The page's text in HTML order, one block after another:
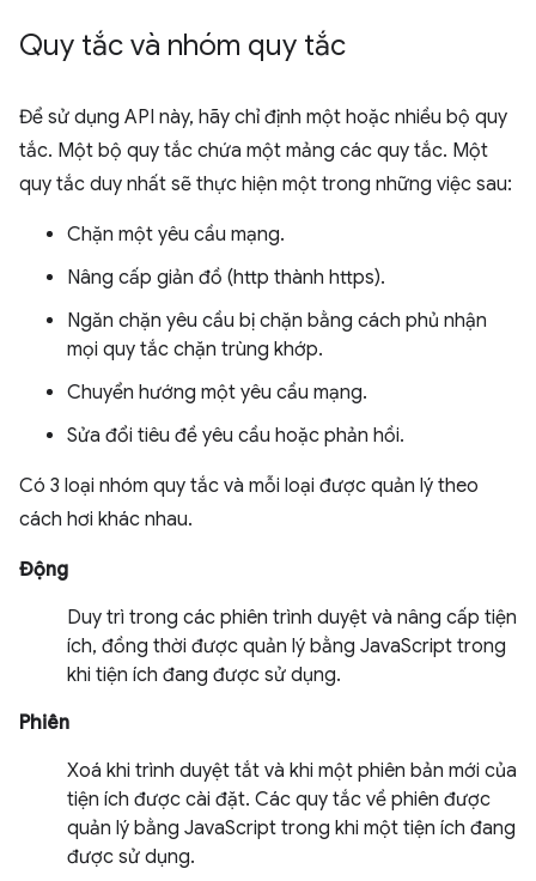
Quy tắc và nhóm quy tắc
Để sử dụng API này, hãy chỉ định một hoặc nhiều bộ quy
tắc. Một bộ quy tắc chứa một mảng các quy tắc. Một
quy tắc duy nhất sẽ thực hiện một trong những việc sau:
Chặn một yêu cầu mạng.
Nâng cấp giản đồ (http thành https).
Ngăn chặn yêu cầu bị chặn bằng cách phủ nhận
mọi quy tắc chặn trùng khớp.
Chuyển hướng một yêu cầu mạng.
Sửa đổi tiêu đề yêu cầu hoặc phản hồi.
Có 3 loại nhóm quy tắc và mỗi loại được quản lý theo
cách hơi khác nhau.
Động
Duy trì trong các phiên trình duyệt và nâng cấp tiện
ích, đồng thời được quản lý bằng JavaScript trong
khi tiện ích đang được sử dụng.
Phiên
Xoá khi trình duyệt tắt và khi một phiên bản mới của
tiện ích được cài đặt. Các quy tắc về phiên được
quản lý bằng JavaScript trong khi một tiện ích đang
được sử dụng.